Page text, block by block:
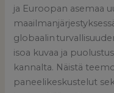
ja Euroopan asemaa
globaalin
isoa kuvaa ja
kannalta. Näistä
paneelikeskustelut